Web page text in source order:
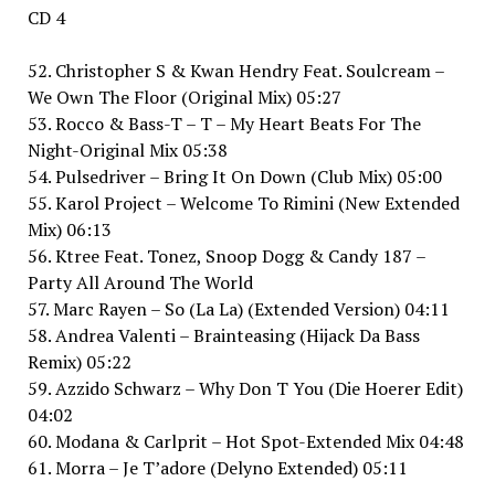
CD 4
52. Christopher S & Kwan Hendry Feat. Soulcream –
We Own The Floor (Original Mix) 05:27
53. Rocco & Bass-T – T – My Heart Beats For The
Night-Original Mix 05:38
54. Pulsedriver – Bring It On Down (Club Mix) 05:00
55. Karol Project – Welcome To Rimini (New Extended
Mix) 06:13
56. Ktree Feat. Tonez, Snoop Dogg & Candy 187 –
Party All Around The World
57. Marc Rayen – So (La La) (Extended Version) 04:11
58. Andrea Valenti – Brainteasing (Hijack Da Bass
Remix) 05:22
59. Azzido Schwarz – Why Don T You (Die Hoerer Edit)
04:02
60. Modana & Carlprit – Hot Spot-Extended Mix 04:48
61. Morra – Je T’adore (Delyno Extended) 05:11